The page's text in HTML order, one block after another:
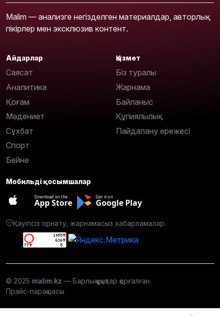
Malim — анализге негізделген материалдар, авторлық
пікірлер мен эксклюзив контент.
Айдарлар
Саясат
Аналитика
Қоғам
Мәдениет
Сұхбат
Спорт
Бейне
Қызмет
Біз туралы
Жарнама
Байланыс
Құпиялылық
Пайдалану ережесі
Мобильді қосымшалар
Download on the
App Store
Get it on
Google Play
Қауіпсіз орнату, жарнамасыз хабарламалар.
© 2025 malim.kz — Барлық құқықтар қорғалған.
Прайс-парақшасы